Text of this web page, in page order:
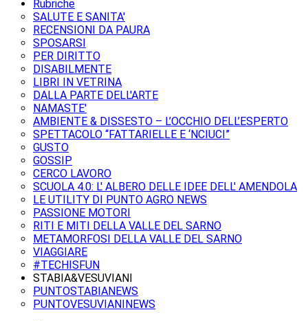
Rubriche
SALUTE E SANITA'
RECENSIONI DA PAURA
SPOSARSI
PER DIRITTO
DISABILMENTE
LIBRI IN VETRINA
DALLA PARTE DELL'ARTE
NAMASTE'
AMBIENTE & DISSESTO – L’OCCHIO DELL’ESPERTO
SPETTACOLO “FATTARIELLE E ‘NCIUCI”
GUSTO
GOSSIP
CERCO LAVORO
SCUOLA 4.0: L' ALBERO DELLE IDEE DELL' AMENDOLA
LE UTILITY DI PUNTO AGRO NEWS
PASSIONE MOTORI
RITI E MITI DELLA VALLE DEL SARNO
METAMORFOSI DELLA VALLE DEL SARNO
VIAGGIARE
#TECHISFUN
STABIA&VESUVIANI
PUNTOSTABIANEWS
PUNTOVESUVIANINEWS